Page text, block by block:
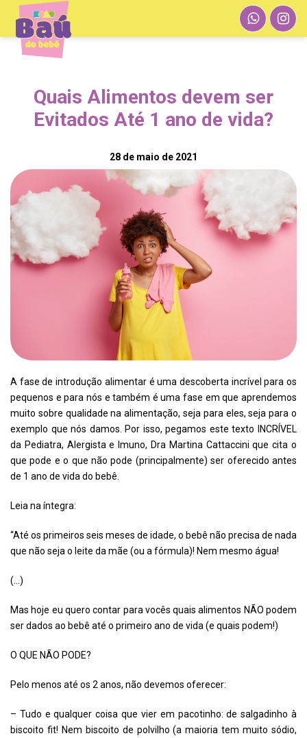
Quais Alimentos devem ser
Evitados Até 1 ano de vida?
28 de maio de 2021
A fase de introdução alimentar é uma descoberta incrível para os
pequenos e para nós e também é uma fase em que aprendemos
muito sobre qualidade na alimentação, seja para eles, seja para o
exemplo que nós damos. Por isso, pegamos este texto INCRÍVEL
da Pediatra, Alergista e Imuno, Dra Martina Cattaccini que cita o
que pode e o que não pode (principalmente) ser oferecido antes
de 1 ano de vida do bebê.
Leia na íntegra:
“Até os primeiros seis meses de idade, o bebê não precisa de nada
que não seja o leite da mãe (ou a fórmula)! Nem mesmo água!
(…)
Mas hoje eu quero contar para vocês quais alimentos NÃO podem
ser dados ao bebê até o primeiro ano de vida (e quais podem!)
O QUE NÃO PODE?
Pelo menos até os 2 anos, não devemos oferecer:
– Tudo e qualquer coisa que vier em pacotinho: de salgadinho à
biscoito fit! Nem biscoito de polvilho (a maioria tem muito sódio,